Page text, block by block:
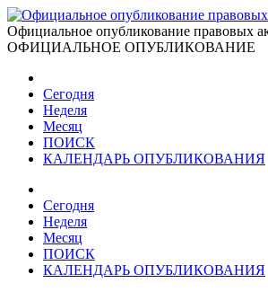
Официальное опубликование правовых
ОФИЦИАЛЬНОЕ ОПУБЛИКОВАНИЕ
Сегодня
Неделя
Месяц
ПОИСК
КАЛЕНДАРЬ ОПУБЛИКОВАНИЯ
Сегодня
Неделя
Месяц
ПОИСК
КАЛЕНДАРЬ ОПУБЛИКОВАНИЯ